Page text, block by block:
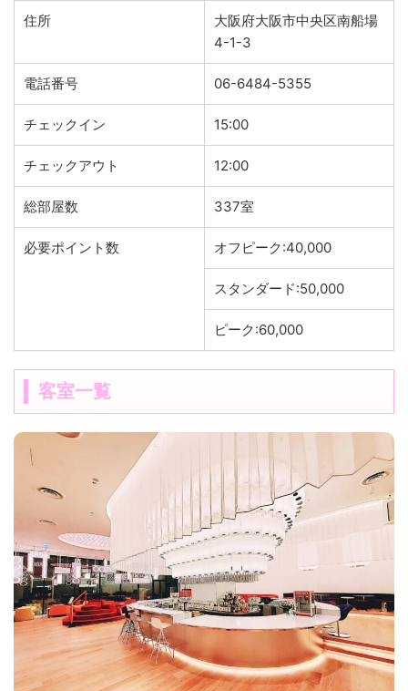
住所
大阪府大阪市中央区南船場
4-1-3
電話番号 06-6484-5355
チェックイン 15:00
チェックアウト 12:00
総部屋数 337室
必要ポイント数 オフピーク:40,000
スタンダード:50,000
ピーク:60,000
客室一覧